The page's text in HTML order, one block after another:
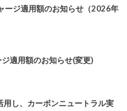
ージ適用額のお知らせ（2026年
適用額のお知らせ(変更)
し、カーボンニュートラル実